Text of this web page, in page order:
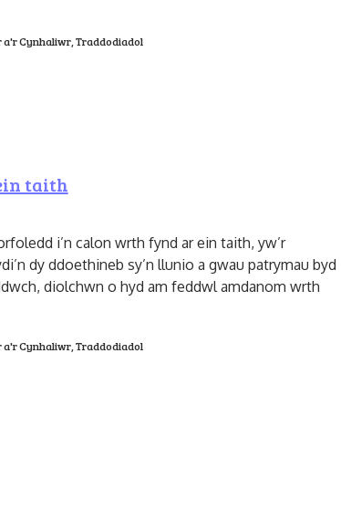
a'r Cynhaliwr, Traddodiadol
taith
i’n calon wrth fynd ar ein taith, yw’r
dy ddoethineb sy’n llunio a gwau patrymau byd
diolchwn o hyd am feddwl amdanom wrth
a'r Cynhaliwr, Traddodiadol